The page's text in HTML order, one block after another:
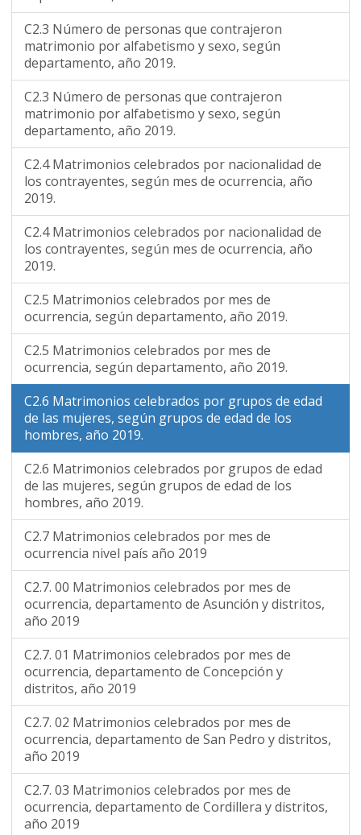
C2.3 Número de personas que contrajeron
matrimonio por alfabetismo y sexo, según
departamento, año 2019.
C2.3 Número de personas que contrajeron
matrimonio por alfabetismo y sexo, según
departamento, año 2019.
C2.4 Matrimonios celebrados por nacionalidad de
los contrayentes, según mes de ocurrencia, año
2019.
C2.4 Matrimonios celebrados por nacionalidad de
los contrayentes, según mes de ocurrencia, año
2019.
C2.5 Matrimonios celebrados por mes de
ocurrencia, según departamento, año 2019.
C2.5 Matrimonios celebrados por mes de
ocurrencia, según departamento, año 2019.
C2.6 Matrimonios celebrados por grupos de edad
de las mujeres, según grupos de edad de los
hombres, año 2019.
C2.6 Matrimonios celebrados por grupos de edad
de las mujeres, según grupos de edad de los
hombres, año 2019.
C2.7 Matrimonios celebrados por mes de
ocurrencia nivel país año 2019
C2.7. 00 Matrimonios celebrados por mes de
ocurrencia, departamento de Asunción y distritos,
año 2019
C2.7. 01 Matrimonios celebrados por mes de
ocurrencia, departamento de Concepción y
distritos, año 2019
C2.7. 02 Matrimonios celebrados por mes de
ocurrencia, departamento de San Pedro y distritos,
año 2019
C2.7. 03 Matrimonios celebrados por mes de
ocurrencia, departamento de Cordillera y distritos,
año 2019